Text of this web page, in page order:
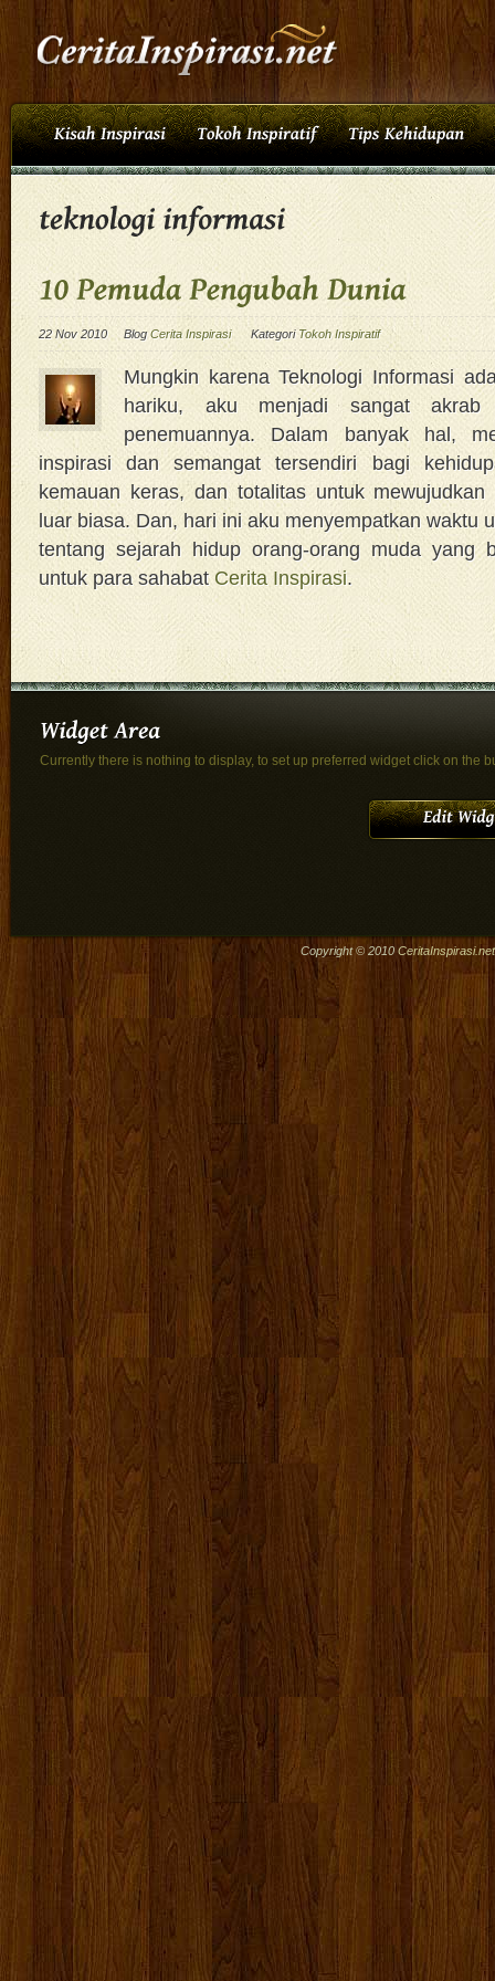
22 Nov 2010 BlogCerita Inspirasi KategoriTokoh Inspiratif
Mungkin karena Teknologi Informasi
hariku, aku menjadi sangat akrab
penemuannya. Dalam banyak hal,
inspirasi dan semangat tersendiri bagi
kemauan keras, dan totalitas untuk
luar biasa. Dan, hari ini aku menyempatkan waktu
tentang sejarah hidup orang-orang muda yang
untuk para sahabat Cerita Inspirasi.
Currently there is nothing to display, to set up preferred widget click on the
Copyright © 2010 CeritaInspirasi.net